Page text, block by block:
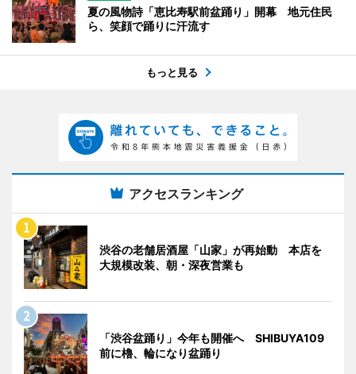
夏の風物詩「恵比寿駅前盆踊り」開幕 地元住民
ら、笑顔で踊りに汗流す
もっと見る
アクセスランキング
渋谷の老舗居酒屋「山家」が再始動 本店を
大規模改装、朝・深夜営業も
「渋谷盆踊り」今年も開催へ SHIBUYA109
前に櫓、輪になり盆踊り